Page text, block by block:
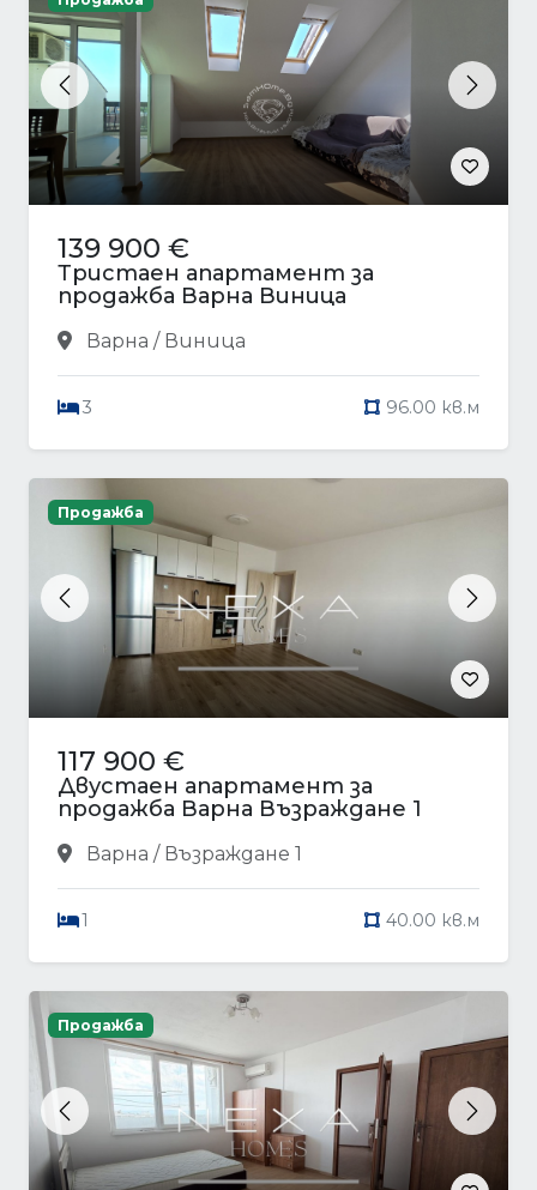
Previous Next
139 900 €
Тристаен апартамент за
продажба Варна Виница
Варна / Виница
3 96.00 кв.м
Previous Next
Продажба
117 900 €
Двустаен апартамент за
продажба Варна Възраждане 1
Варна / Възраждане 1
1 40.00 кв.м
Previous Next
Продажба